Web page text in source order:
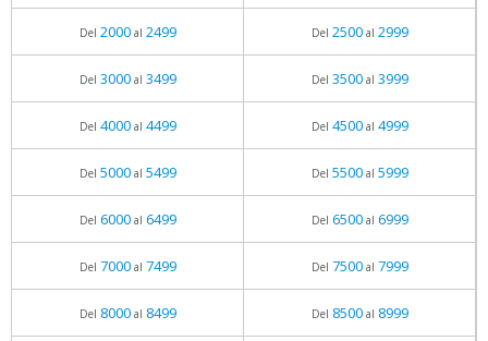
Del 2000al 2499 Del 2500al 2999
Del 3000al 3499 Del 3500al 3999
Del 4000al 4499 Del 4500al 4999
Del 5000al 5499 Del 5500al 5999
Del 6000al 6499 Del 6500al 6999
Del 7000al 7499 Del 7500al 7999
Del 8000al 8499 Del 8500al 8999